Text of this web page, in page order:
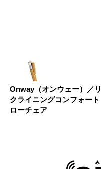
Onway（オンウェー）／リ
クライニングコンフォート
ローチェア